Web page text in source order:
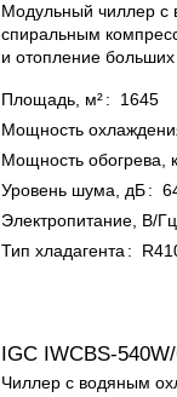
Модульный чиллер с
спиральным
и отопление
Площадь, м²:
1645
Мощность
Мощность обогрева,
Уровень шума, дБ:
Электропитание, В/
Тип хладагента :
IGC IWCBS-
Чиллер c водяным